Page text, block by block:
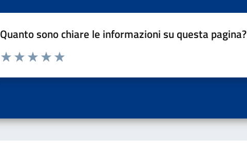
Quanto sono chiare le informazioni su questa pagina?
Valuta da 1 a 5 stelle la pagina